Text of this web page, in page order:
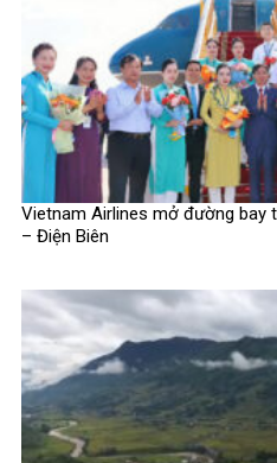
Vietnam Airlines mở đường bay
– Điện Biên